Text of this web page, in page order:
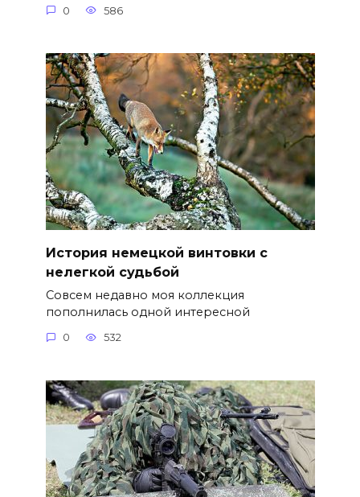
0 586
История немецкой винтовки с
нелегкой судьбой
Совсем недавно моя коллекция
пополнилась одной интересной
0 532